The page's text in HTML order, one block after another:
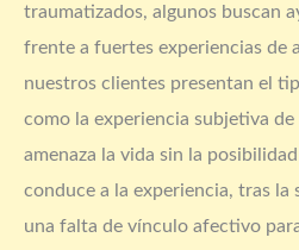
traumatizados, algunos buscan
frente a fuertes experiencias de
nuestros clientes presentan el
como la experiencia subjetiva
amenaza la vida sin la
conduce a la experiencia, tras
una falta de vínculo afectivo